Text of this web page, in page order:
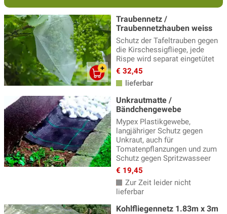
Hopfen(8)
Kartoffeln(6)
Kürbis Pflanzen(11)
Meerkohl(6)
Mehrjährige Salatpflanzen
Melonen Pflanzen
(5)
Oca - knolliger Sauerklee(5)
Paprika Pflanzen(13)
Pepino(2)
Pflanzzubehör (7)
Physalis, Andenbeeren(5)
Rhabarber
Traubennetz /
Traubennetzhauben weiss
Schutz der Tafeltrauben gegen
die Kirschessigfliege, jede
Rispe wird separat eingetütet
€ 32,45
lieferbar
Unkrautmatte /
Bändchengewebe
Mypex Plastikgewebe,
langjähriger Schutz gegen
Unkraut, auch für
Tomatenpflanzungen und zum
Schutz gegen Spritzwasseer
€ 19,45
Zur Zeit leider nicht
lieferbar
Kohlfliegennetz 1.83m x 3m